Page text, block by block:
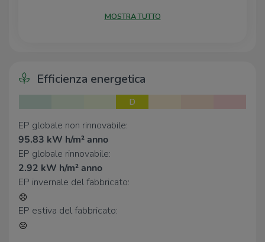
Nichelino Via Torino | EnelX Fast
Scuola Materna Ada Negri
260 m
Elementare Disney
Materna Andersen
Nido Puccini
Media Silvio Pellico
Crociera
MOSTRA TUTTO
Efficienza energetica
D
EP globale non rinnovabile:
95.83 kW h/m² anno
EP globale rinnovabile:
2.92 kW h/m² anno
EP invernale del fabbricato:
EP estiva del fabbricato: